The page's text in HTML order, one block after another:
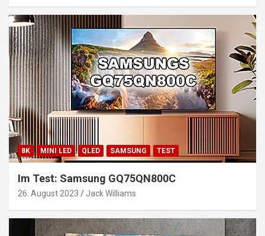
8K MINI LED QLED SAMSUNG TEST
Im Test: Samsung GQ75QN800C
26. August 2023 Jack Williams